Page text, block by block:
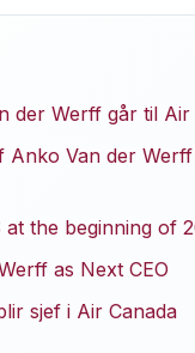
der Werff går til Air
Van der
the beginning of
as Next CEO
sjef i Air Canada